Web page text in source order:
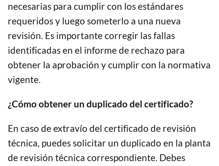
necesarias para cumplir con los estándares
requeridos y luego someterlo a una nueva
revisión. Es importante corregir las fallas
identificadas en el informe de rechazo para
obtener la aprobación y cumplir con la normativa
vigente.
¿Cómo obtener un duplicado del certificado?
En caso de extravío del certificado de revisión
técnica, puedes solicitar un duplicado en la planta
de revisión técnica correspondiente. Debes